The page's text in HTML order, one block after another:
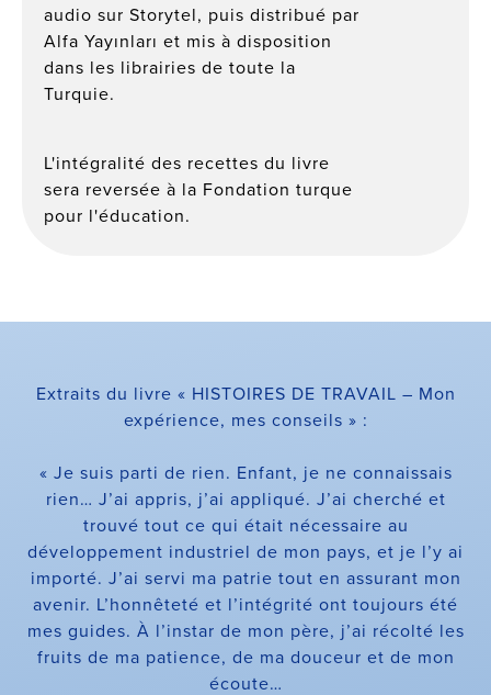
audio sur Storytel, puis distribué par
Alfa Yayınları et mis à disposition
dans les librairies de toute la
Turquie.
L'intégralité des recettes du livre
sera reversée à la Fondation turque
pour l'éducation.
Extraits du livre « HISTOIRES DE TRAVAIL – Mon
expérience, mes conseils » :
« Je suis parti de rien. Enfant, je ne connaissais
rien… J’ai appris, j’ai appliqué. J’ai cherché et
trouvé tout ce qui était nécessaire au
développement industriel de mon pays, et je l’y ai
importé. J’ai servi ma patrie tout en assurant mon
avenir. L’honnêteté et l’intégrité ont toujours été
mes guides. À l’instar de mon père, j’ai récolté les
fruits de ma patience, de ma douceur et de mon
écoute…